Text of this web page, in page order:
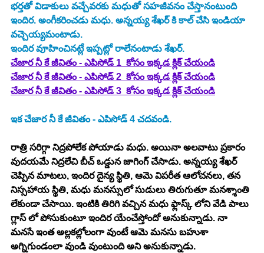
భర్తతో విడాకులు వచ్చేవరకు మధుతో సహజీవనం చేస్తానంటుంది
ఇందిర. అంగీకరించడు మధు. అన్నయ్య శేఖర్ కి కాల్ చేసి ఇండియా
వచ్చెయ్యమంటాడు.
ఇందిర వూహించినట్లే ఇప్పట్లో రాలేనంటాడు శేఖర్.
చేజార నీ కే జీవితం - ఎపిసోడ్ 1  కోసం ఇక్కడ క్లిక్ చేయండి
చేజార నీ కే జీవితం - ఎపిసోడ్ 2  కోసం ఇక్కడ క్లిక్ చేయండి
చేజార నీ కే జీవితం - ఎపిసోడ్ 3  కోసం ఇక్కడ క్లిక్ చేయండి
ఇక చేజార నీ కే జీవితం - ఎపిసోడ్ 4 చదవండి.
రాత్రి సరిగ్గా నిద్రపోలేక పోయాడు మధు. అయినా అలవాటు ప్రకారం
వుదయమే నిద్రలేచి బీచ్ ఒడ్డున జాగింగ్ చేసాడు. అన్నయ్య శేఖర్
చెప్పిన మాటలు, ఇందిర దైన్య స్థితి, ఆమె విపరీత ఆలోచనలు, తన
నిస్సహాయ స్థితి, మధు మనస్సులో సుడులు తిరుగుతూ మనశ్శాంతి
లేకుండా చేసాయి. ఇంటికి తిరిగి వచ్చిన మధు ఫ్లాస్క్ లోని వేడి పాలు
గ్లాస్ లో పోసుకుంటూ ఇందిర యేంచేస్తోందో అనుకున్నాడు. నా
మనసే ఇంత అల్లకల్లోలంగా వుంటే ఆమె మనసు బహుశా
అగ్నిగుండంలా వుండి వుంటుంది అని అనుకున్నాడు.